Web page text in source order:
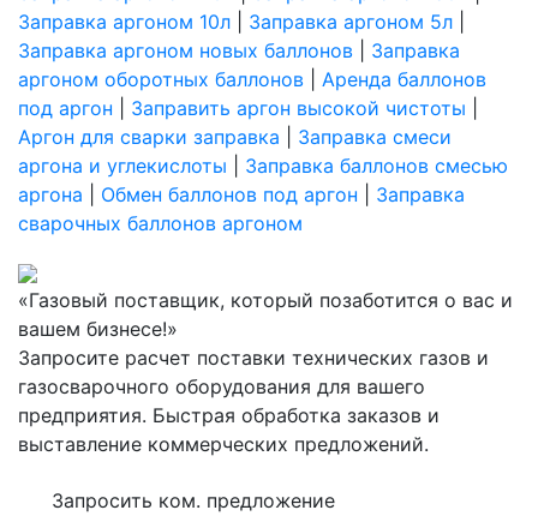
Заправка аргоном 10л
Заправка аргоном 5л
Заправка аргоном новых баллонов
Заправка
аргоном оборотных баллонов
Аренда баллонов
под аргон
Заправить аргон высокой чистоты
Аргон для сварки заправка
Заправка смеси
аргона и углекислоты
Заправка баллонов смесью
аргона
Обмен баллонов под аргон
Заправка
сварочных баллонов аргоном
«Газовый поставщик, который позаботится о вас и
вашем бизнесе!»
Запросите расчет поставки технических газов и
газосварочного оборудования для вашего
предприятия. Быстрая обработка заказов и
выставление коммерческих предложений.
Запросить ком. предложение